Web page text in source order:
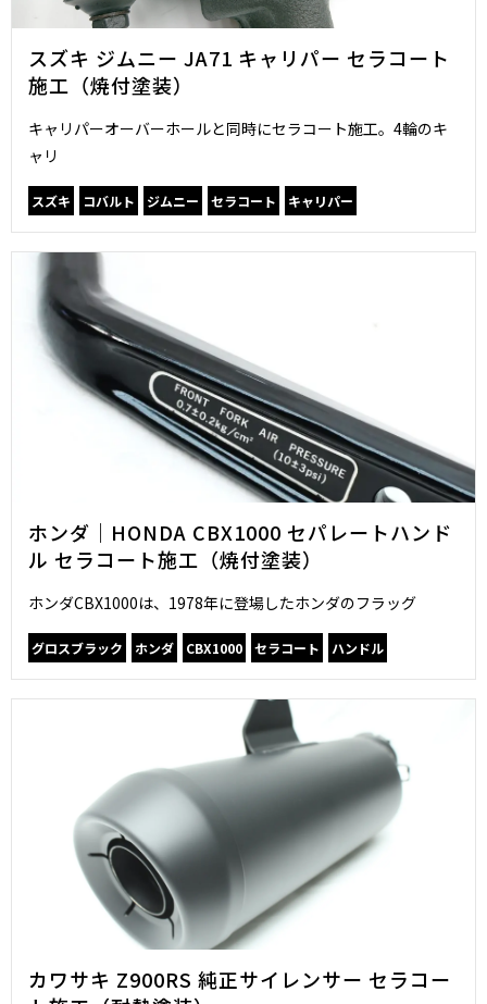
スズキ ジムニー JA71 キャリパー セラコート
施工（焼付塗装）
キャリパーオーバーホールと同時にセラコート施工。4輪のキ
ャリ
スズキ コバルト ジムニー セラコート キャリパー
ホンダ｜HONDA CBX1000 セパレートハンド
ル セラコート施工（焼付塗装）
ホンダCBX1000は、1978年に登場したホンダのフラッグ
グロスブラック ホンダ CBX1000 セラコート ハンドル
カワサキ Z900RS 純正サイレンサー セラコー